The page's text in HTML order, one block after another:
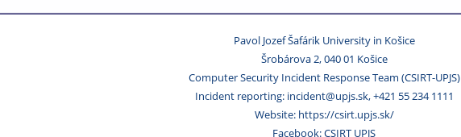
Pavol Jozef Šafárik University in Košice
Šrobárova 2, 040 01 Košice
Computer Security Incident Response Team (CSIRT-UPJS)
Incident reporting: incident@upjs.sk, +421 55 234 1111
Website: https://csirt.upjs.sk/
Facebook: CSIRT UPJS